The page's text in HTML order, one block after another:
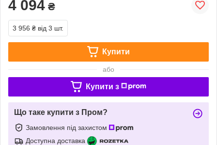
4 094 ₴
3 956 ₴ від 3 шт.
Купити
або
Купити з
Що таке купити з Пром?
Замовлення під захистом
Доступна доставка